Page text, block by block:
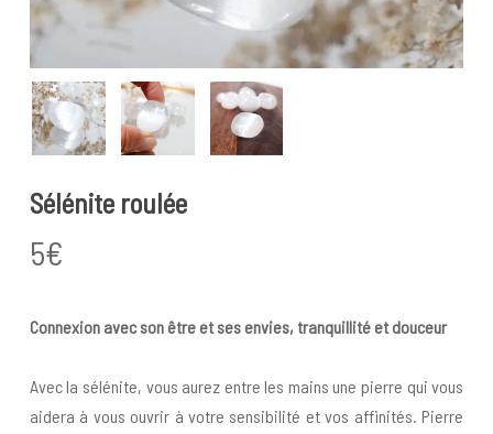
Sélénite roulée
5€
Connexion avec son être et ses envies, tranquillité et douceur
Avec la sélénite, vous aurez entre les mains une pierre qui vous
aidera à vous ouvrir à votre sensibilité et vos affinités. Pierre